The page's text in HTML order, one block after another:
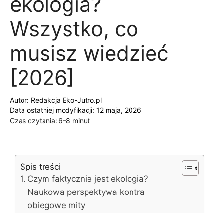
Wszystko, co
musisz wiedzieć
[2026]
Autor: Redakcja Eko-Jutro.pl
Data ostatniej modyfikacji: 12 maja, 2026
Czas czytania: 6–8 minut
Spis treści
Czym faktycznie jest ekologia?
Naukowa perspektywa kontra
obiegowe mity